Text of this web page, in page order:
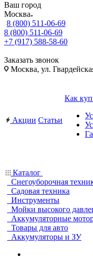
Ваш город
Москва
8 (800) 511-06-69
8 (800) 511-06-69
+7 (917) 588-58-60
Заказать звонок
Москва, ул.
Акции Статьи
Как
Каталог
Снегоуборочная
Садовая техника
Инструменты
Мойки высокого
Аккумуляторные
Товары для авто
Аккумуляторы и ЗУ